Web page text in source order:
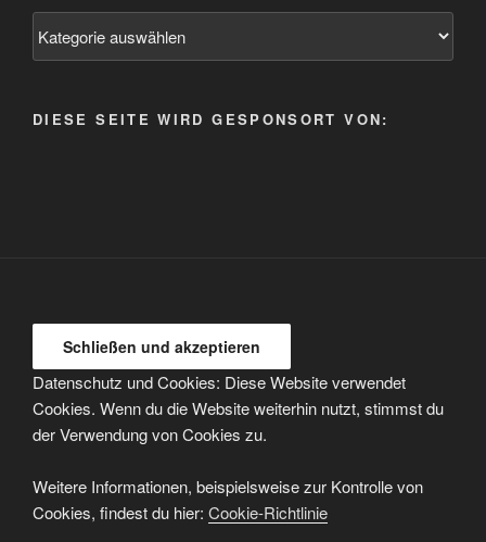
DIESE SEITE WIRD GESPONSORT VON:
Datenschutz und Cookies: Diese Website verwendet
Cookies. Wenn du die Website weiterhin nutzt, stimmst du
der Verwendung von Cookies zu.
Weitere Informationen, beispielsweise zur Kontrolle von
Cookies, findest du hier: Cookie-Richtlinie